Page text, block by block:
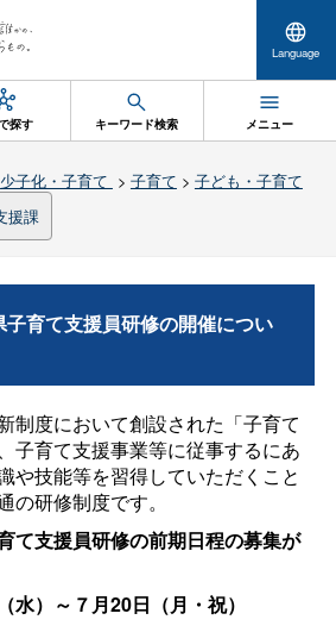
Language
探す キーワード検索 メニュー
少子化・子育て > 子育て > 子ども・子育て
援課
育て支援員研修の開催につい
制度において創設された「子育て
子育て支援事業等に従事するにあ
や技能等を習得していただくこと
の研修制度です。
て支援員研修の前期日程の募集が
水）～７月20日（月・祝）